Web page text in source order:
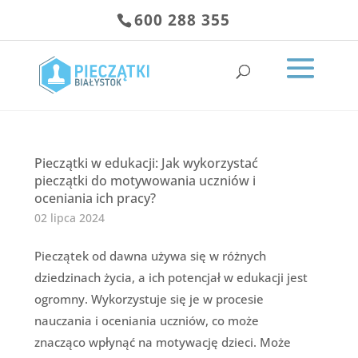
600 288 355
Pieczątki w edukacji: Jak wykorzystać
pieczątki do motywowania uczniów i
oceniania ich pracy?
02 lipca 2024
Pieczątek od dawna używa się w różnych
dziedzinach życia, a ich potencjał w edukacji jest
ogromny. Wykorzystuje się je w procesie
nauczania i oceniania uczniów, co może
znacząco wpłynąć na motywację dzieci. Może